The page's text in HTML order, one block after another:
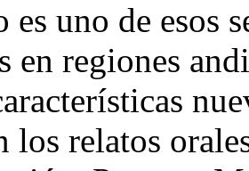
es uno de esos
en regiones
los relatos